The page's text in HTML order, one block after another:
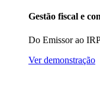
Gestão fiscal e
Do Emissor ao
Ver demonstração